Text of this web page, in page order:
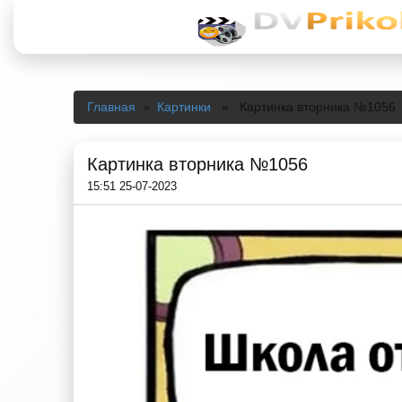
Главная » Картинки » Картинка вторника №1056
Картинка вторника №1056
15:51 25-07-2023